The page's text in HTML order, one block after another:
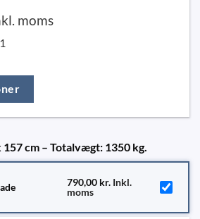
moms
157 cm – Totalvægt: 1350 kg.
790,00 kr.Inkl.
moms